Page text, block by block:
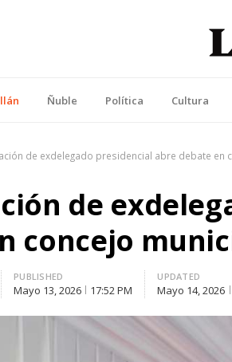
Ñuble Política Cultura
de exdelegado presidencial abre debate en
de
concejo
PUBLISHED
Mayo 13, 2026 17:52 PM
UPDATED
Mayo 14, 2026